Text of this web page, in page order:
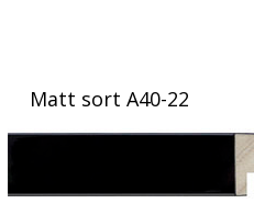
Matt sort A40-22